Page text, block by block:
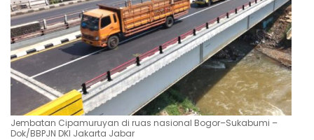
Jembatan Cipamuruyan di ruas nasional Bogor–Sukabumi –
Dok/BBPJN DKI Jakarta Jabar